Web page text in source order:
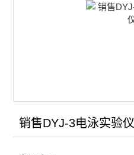
销售DYJ-3电泳实验仪